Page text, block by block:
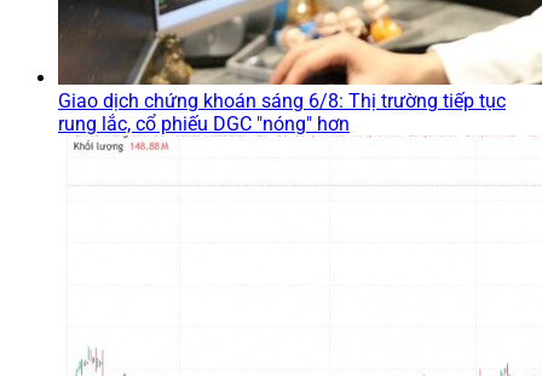
Giao dịch chứng khoán sáng 6/8: Thị trường tiếp tục
rung lắc, cổ phiếu DGC "nóng" hơn